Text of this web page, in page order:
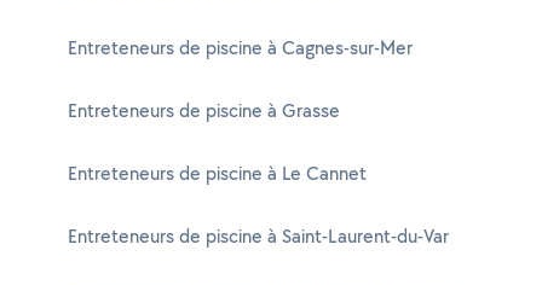
Entreteneurs de piscine à Cagnes-sur-Mer
Entreteneurs de piscine à Grasse
Entreteneurs de piscine à Le Cannet
Entreteneurs de piscine à Saint-Laurent-du-Var